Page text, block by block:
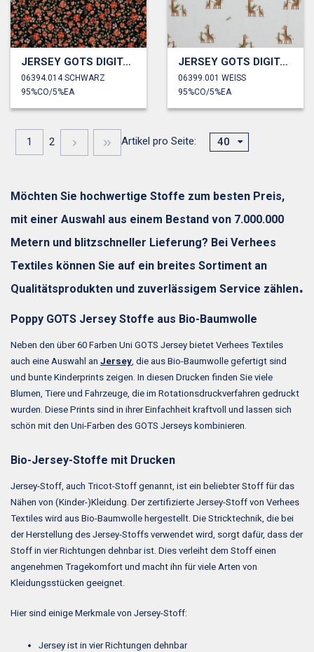
JERSEY GOTS DIGITAL BLUMEN
06394.014 SCHWARZ
95%CO/5%EA
JERSEY GOTS DIGITAL TIERE
06399.001 WEISS
95%CO/5%EA
1 2 Artikel pro Seite: 40
Möchten Sie hochwertige Stoffe zum besten Preis,
mit einer Auswahl aus einem Bestand von 7.000.000
Metern und blitzschneller Lieferung? Bei Verhees
Textiles können Sie auf ein breites Sortiment an
Qualitätsprodukten und zuverlässigem Service zählen.
Poppy GOTS Jersey Stoffe aus Bio-Baumwolle
Neben den über 60 Farben Uni GOTS Jersey bietet Verhees Textiles
auch eine Auswahl an Jersey , die aus Bio-Baumwolle gefertigt sind
und bunte Kinderprints zeigen. In diesen Drucken finden Sie viele
Blumen, Tiere und Fahrzeuge, die im Rotationsdruckverfahren gedruckt
wurden. Diese Prints sind in ihrer Einfachheit kraftvoll und lassen sich
schön mit den Uni-Farben des GOTS Jerseys kombinieren.
Bio-Jersey-Stoffe mit Drucken
Jersey-Stoff, auch Tricot-Stoff genannt, ist ein beliebter Stoff für das
Nähen von (Kinder-)Kleidung. Der zertifizierte Jersey-Stoff von Verhees
Textiles wird aus Bio-Baumwolle hergestellt. Die Stricktechnik, die bei
der Herstellung des Jersey-Stoffs verwendet wird, sorgt dafür, dass der
Stoff in vier Richtungen dehnbar ist. Dies verleiht dem Stoff einen
angenehmen Tragekomfort und macht ihn für viele Arten von
Kleidungsstücken geeignet.
Hier sind einige Merkmale von Jersey-Stoff:
Jersey ist in vier Richtungen dehnbar